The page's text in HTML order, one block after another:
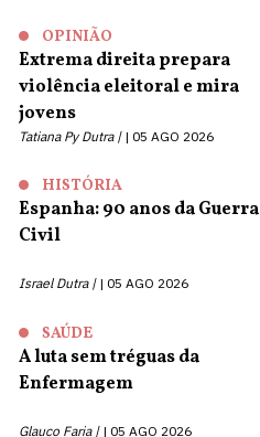
OPINIÃO
Extrema direita prepara
violência eleitoral e mira
jovens
Tatiana Py Dutra | 05 AGO 2026
HISTÓRIA
Espanha: 90 anos da Guerra
Civil
Israel Dutra | 05 AGO 2026
SAÚDE
A luta sem tréguas da
Enfermagem
Glauco Faria | 05 AGO 2026